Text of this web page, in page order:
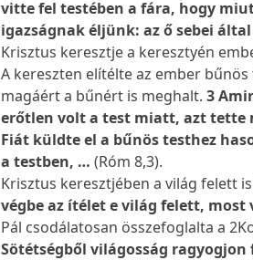
vitte fel testében a fára, hogy
igazságnak éljünk: az ő sebei
Krisztus keresztje a keresztyén
A kereszten elítélte az ember
magáért a bűnért is meghalt.3
erőtlen volt a test miatt, azt
Fiát küldte el a bűnös testhez
a testben, …(Róm 8,3).
Krisztus keresztjében a világ felett
végbe az ítélet e világ felett,
Pál csodálatosan összefoglalta a
Sötétségből világosság